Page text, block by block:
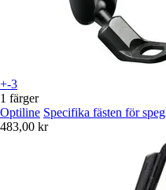
+-3
1 färger
Optiline Specifika fästen för
483,00 kr